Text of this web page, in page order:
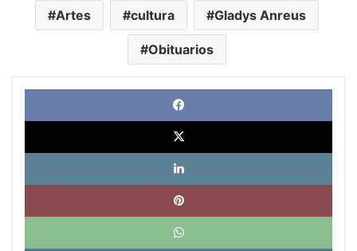
Artes cultura Gladys Anreus
Obituarios
X